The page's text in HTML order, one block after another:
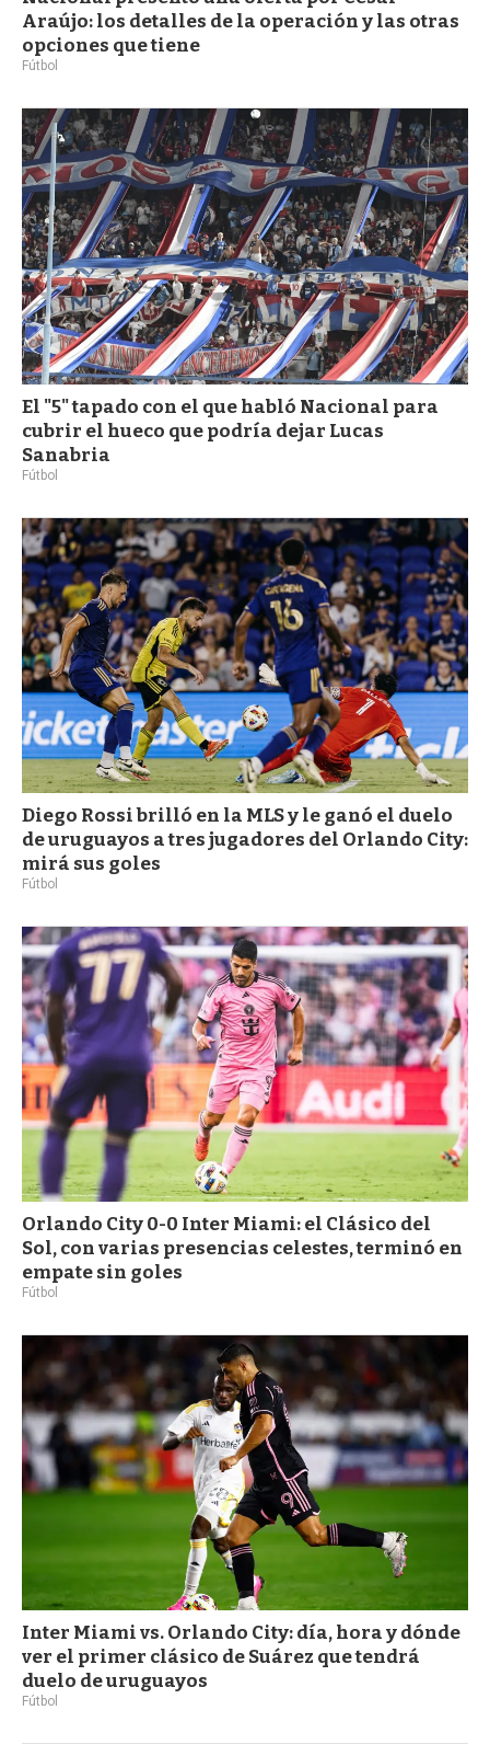
Araújo: los detalles de la operación y las otras
opciones que tiene
Fútbol
El "5" tapado con el que habló Nacional para
cubrir el hueco que podría dejar Lucas
Sanabria
Fútbol
Diego Rossi brilló en la MLS y le ganó el duelo
de uruguayos a tres jugadores del Orlando City:
mirá sus goles
Fútbol
Orlando City 0-0 Inter Miami: el Clásico del
Sol, con varias presencias celestes, terminó en
empate sin goles
Fútbol
Inter Miami vs. Orlando City: día, hora y dónde
ver el primer clásico de Suárez que tendrá
duelo de uruguayos
Fútbol